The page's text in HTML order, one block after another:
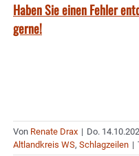
Haben Sie einen Fehler
gerne!
Von Renate Drax | Do.
Altlandkreis WS, Schlagzeilen |